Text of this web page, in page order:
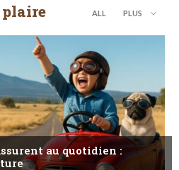
ALL PLUS
au quotidien :